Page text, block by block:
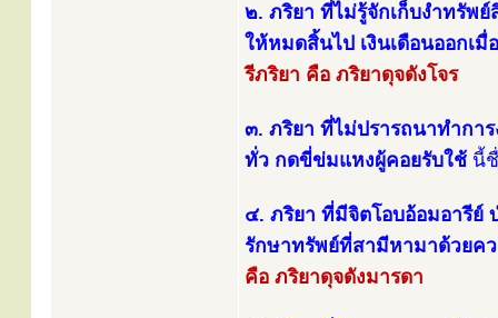
๒. ภริยา ที่ไม่รู้จักเก็บงำทรัพ
ให้หมดสิ้นไป เงินเดือนออกเมื่
รีภริยา คือ ภริยาดุจดังโจร
๓. ภริยา ที่ไม่ปรารถนาทำกา
ทั่ว กดขี่ข่มแหงผู้คอยรับใช้ นี้
๔. ภริยา ที่มีจิตโอบอ้อมอารีย์
รักษาทรัพย์ที่สามีหามาด้วยค
คือ ภริยาดุจดังมารดา